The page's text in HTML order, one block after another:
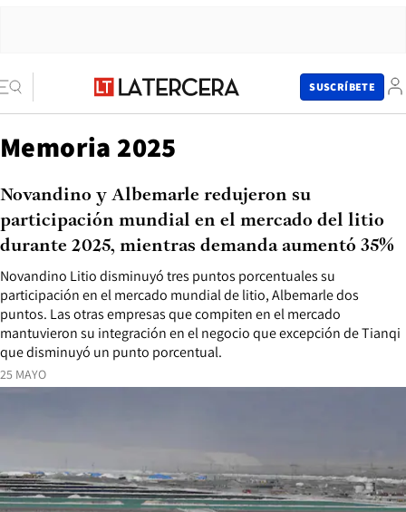
SUSCRÍBETE
Memoria 2025
25 MAYO
Novandino Litio disminuyó tres puntos porcentuales su
participación en el mercado mundial de litio, Albemarle dos
puntos. Las otras empresas que compiten en el mercado
mantuvieron su integración en el negocio que excepción de Tianqi
que disminuyó un punto porcentual.
Novandino y Albemarle redujeron su
participación mundial en el mercado del litio
durante 2025, mientras demanda aumentó 35%